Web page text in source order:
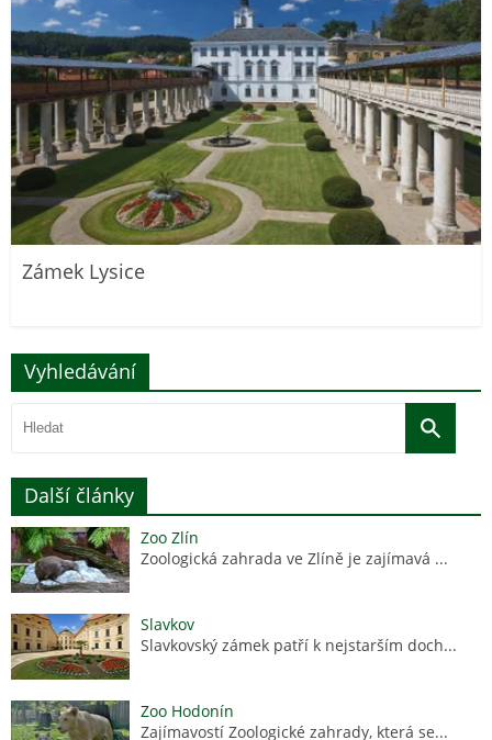
Zámek Lysice
Vyhledávání
Další články
Zoo Zlín
Zoologická zahrada ve Zlíně je zajímavá ...
Slavkov
Slavkovský zámek patří k nejstarším doch...
Zoo Hodonín
Zajímavostí Zoologické zahrady, která se...